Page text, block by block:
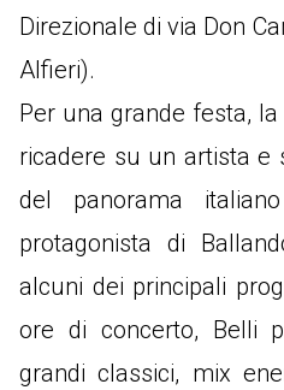
Direzionale di via Don
Alfieri).
Per una grande festa,
ricadere su un artista e
del panorama
protagonista di
alcuni dei principali
ore di concerto, Belli
grandi classici, mix